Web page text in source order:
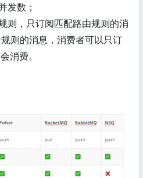
发数；
则，只订阅匹配路由规则的消
则的消息，消费者可以只订
消费。